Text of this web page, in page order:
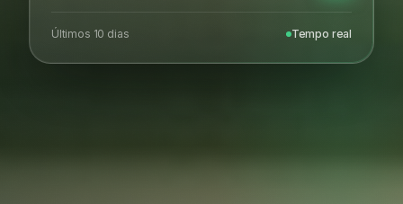
Últimos 10 dias Tempo real